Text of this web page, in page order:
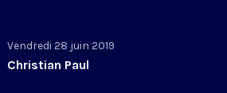
Vendredi 28 juin 2019
Christian Paul